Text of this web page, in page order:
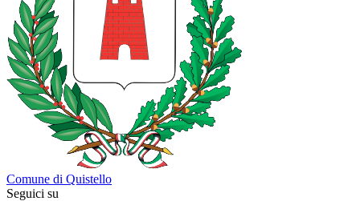
Comune di Quistello
Seguici su